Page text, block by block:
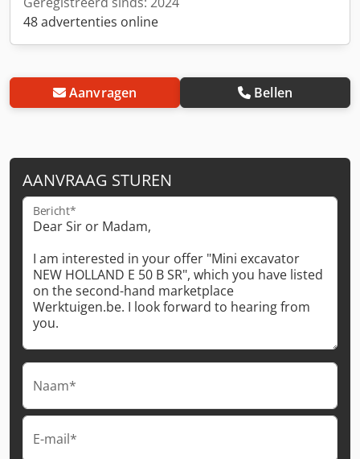
48 advertenties online
Aanvragen Bellen
AANVRAAG STUREN
Bericht*
Naam*
E-mail*